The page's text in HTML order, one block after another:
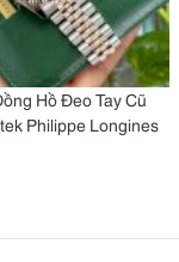
Hồ Đeo Tay Cũ
Philippe Longines